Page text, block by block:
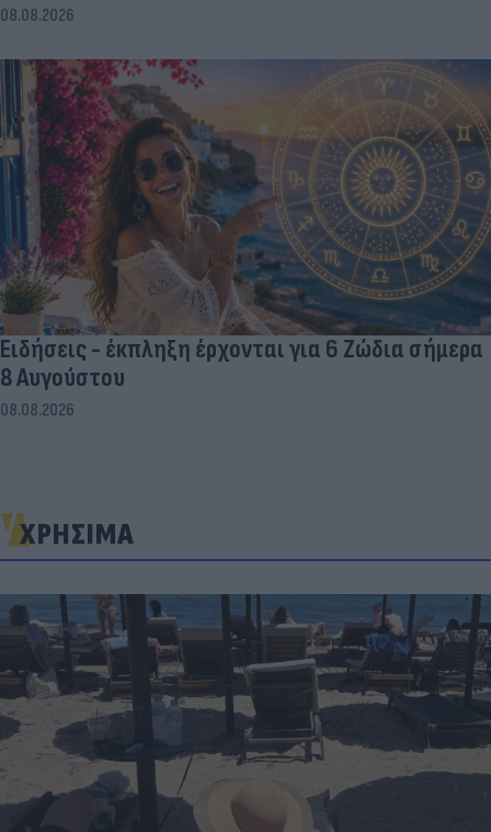
08.08.2026
Ειδήσεις - έκπληξη έρχονται για 6 Ζώδια σήμερα
8 Αυγούστου
08.08.2026
ΧΡΗΣΙΜΑ